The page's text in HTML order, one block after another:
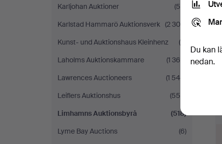
Karljohan Auktioner
(59)
Karlstad Hammarö Auktionsverk (2 300)
Kunst- und Auktionshaus Kleinhenz
(9)
Laholms Auktionskammare
(1 364)
Lawrences Auctioneers
(1 546)
Leiflers Auktionshus
(558)
Limhamns Auktionsbyrå
(518)
Lyme Bay Auctions
(6)
Du kan
nedan.